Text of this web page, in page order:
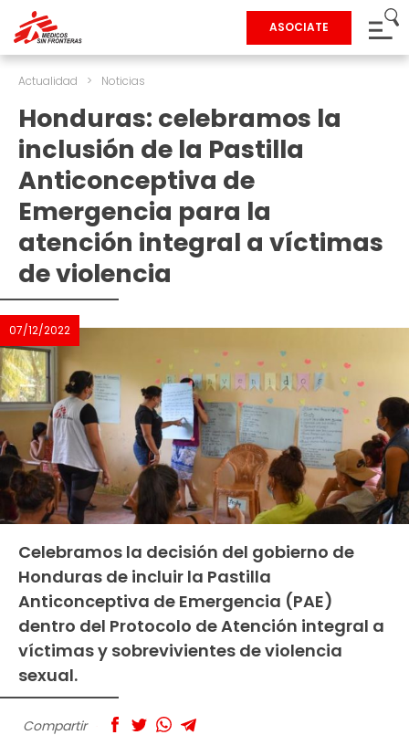
ASOCIATE
Actualidad > Noticias
Honduras: celebramos la
inclusión de la Pastilla
Anticonceptiva de
Emergencia para la
atención integral a víctimas
de violencia
07/12/2022
Celebramos la decisión del gobierno de
Honduras de incluir la Pastilla
Anticonceptiva de Emergencia (PAE)
dentro del Protocolo de Atención integral a
víctimas y sobrevivientes de violencia
sexual.
Compartir